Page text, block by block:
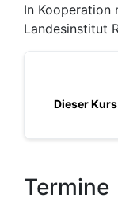
In Kooperation
Landesinstitut
Dieser
Termine